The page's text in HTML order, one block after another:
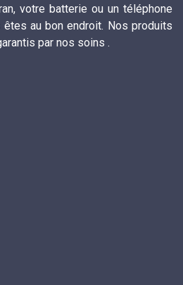
votre batterie ou un téléphone
au bon endroit. Nos produits
par nos soins .